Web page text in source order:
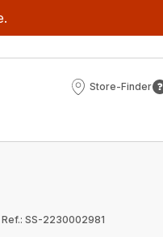
Store-Finder
Store-
Ref.: SS-2230002981